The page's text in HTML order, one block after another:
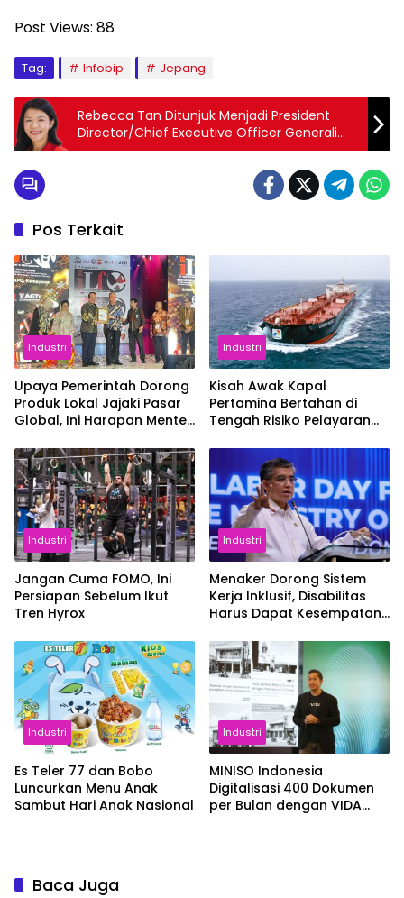
Post Views: 88
Tag: Infobip Jepang
Rebecca Tan Ditunjuk Menjadi President
Director/Chief Executive Officer Generali
Indonesia
Pos Terkait
Industri
Upaya Pemerintah Dorong
Produk Lokal Jajaki Pasar
Global, Ini Harapan Menteri
dan IGT Expo 2026
Industri
Kisah Awak Kapal
Pertamina Bertahan di
Tengah Risiko Pelayaran
Industri
Jangan Cuma FOMO, Ini
Persiapan Sebelum Ikut
Tren Hyrox
Industri
Menaker Dorong Sistem
Kerja Inklusif, Disabilitas
Harus Dapat Kesempatan
Industri
Es Teler 77 dan Bobo
Luncurkan Menu Anak
Sambut Hari Anak Nasional
Industri
MINISO Indonesia
Digitalisasi 400 Dokumen
per Bulan dengan VIDA
Baca Juga